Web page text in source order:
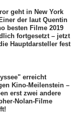
geht in New York
der laut Quentin
besten Filme 2019
fortgesetzt – jetzt
Hauptdarsteller fest
erreicht
Kino-Meilenstein –
erst zwei andere
Nolan-Filme